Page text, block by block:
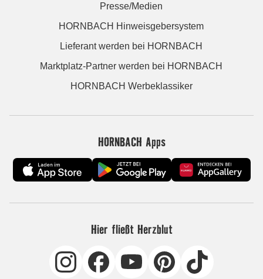
Presse/Medien
HORNBACH Hinweisgebersystem
Lieferant werden bei HORNBACH
Marktplatz-Partner werden bei HORNBACH
HORNBACH Werbeklassiker
HORNBACH Apps
Hier fließt Herzblut